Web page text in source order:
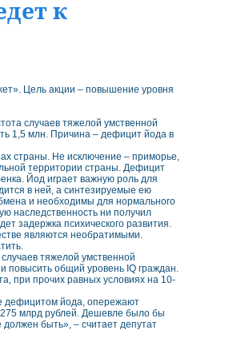
к
Цель акции – повышение уровня
случаев тяжелой умственной
1,5 млн. Причина – дефицит йода в
страны. Не исключение – приморье,
территории страны. Дефицит
Йод играет важную роль для
в ней, а синтезируемые ею
и необходимы для нормального
наследственность ни получил
задержка психического развития.
являются необратимыми.
тяжелой умственной
повысить общий уровень IQ граждан.
при прочих равных условиях на 10-
дефицитом йода, опережают
млрд рублей. Дешевле было бы
быть», – считает депутат